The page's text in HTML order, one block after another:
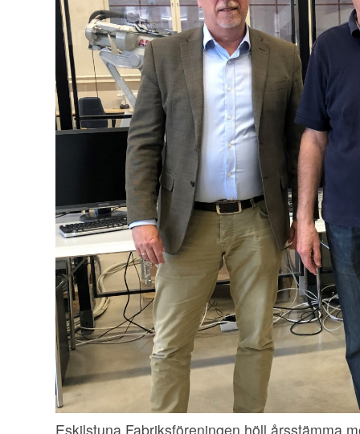
Eskilstuna Fabriksföreningen höll årsstämma